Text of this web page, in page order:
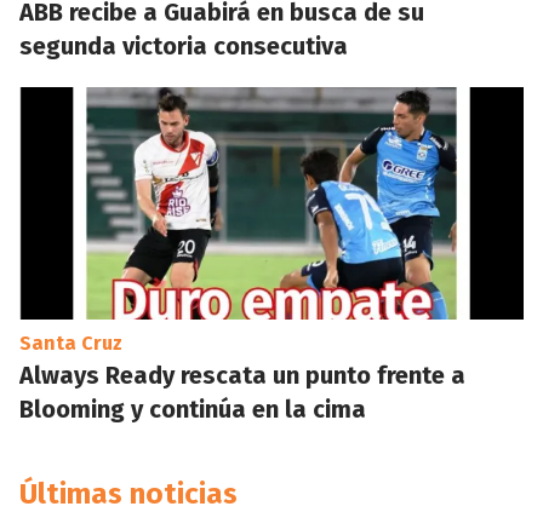
ABB recibe a Guabirá en busca de su
segunda victoria consecutiva
Santa Cruz
Always Ready rescata un punto frente a
Blooming y continúa en la cima
Últimas noticias